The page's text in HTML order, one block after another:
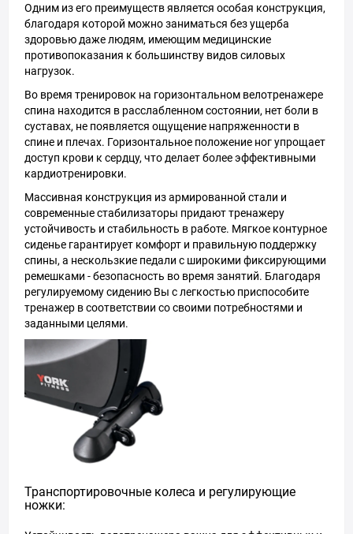
Одним из его преимуществ является особая конструкция,
благодаря которой можно заниматься без ущерба
здоровью даже людям, имеющим медицинские
противопоказания к большинству видов силовых
нагрузок.
Во время тренировок на горизонтальном велотренажере
спина находится в расслабленном состоянии, нет боли в
суставах, не появляется ощущение напряженности в
спине и плечах. Горизонтальное положение ног упрощает
доступ крови к сердцу, что делает более эффективными
кардиотренировки.
Массивная конструкция из армированной стали и
современные стабилизаторы придают тренажеру
устойчивость и стабильность в работе. Мягкое контурное
сиденье гарантирует комфорт и правильную поддержку
спины, а нескользкие педали с широкими фиксирующими
ремешками - безопасность во время занятий. Благодаря
регулируемому сидению Вы с легкостью приспособите
тренажер в соответствии со своими потребностями и
заданными целями.
Транспортировочные колеса и регулирующие
ножки: